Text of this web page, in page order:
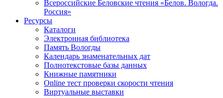
Всероссийские Беловские чтения «Белов. Вологда.
Россия»
Ресурсы
Каталоги
Электронная библиотека
Память Вологды
Календарь знаменательных дат
Полнотекстовые базы данных
Книжные памятники
Online тест проверки скорости чтения
Виртуальные выставки